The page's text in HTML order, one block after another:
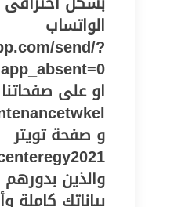
الواتساب
send/?
او على
و صفحة تويتر
والذين
بياناتك كاملة